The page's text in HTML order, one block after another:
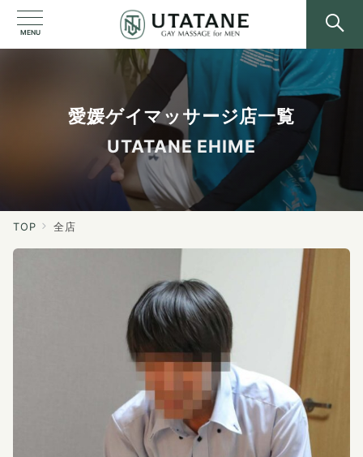
MENU
愛媛ゲイマッサージ店一覧
UTATANE EHIME
TOP 全店